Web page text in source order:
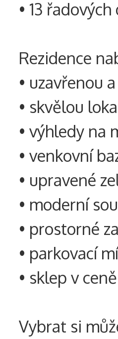
• 13
Rezidence
• uzavřenou
• skvělou
• výhledy na
• venkovní
• upravené
• moderní
• prostorné
• parkovací
• sklep v ceně
Vybrat si